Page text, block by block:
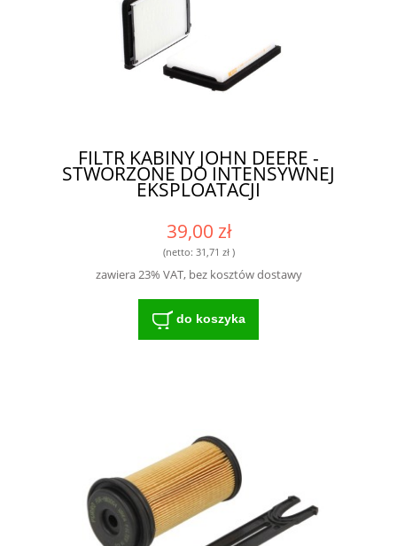
FILTR KABINY JOHN DEERE -
STWORZONE DO INTENSYWNEJ
EKSPLOATACJI
39,00 zł
(netto: 31,71 zł)
zawiera 23% VAT, bez kosztów dostawy
do koszyka